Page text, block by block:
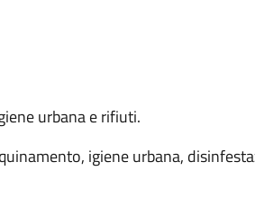
urbana e rifiuti.
igiene urbana,